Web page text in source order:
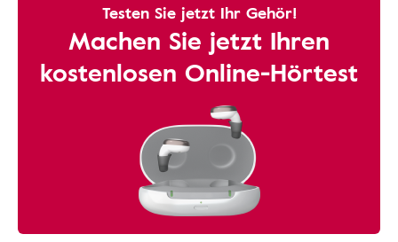
Testen Sie jetzt Ihr Gehör!
Machen Sie jetzt Ihren
kostenlosen Online-Hörtest